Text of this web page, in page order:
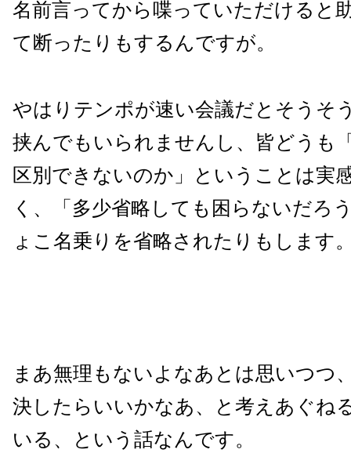
名前言ってから喋っていただけると
て断ったりもするんですが。
やはりテンポが速い会議だとそうそ
挟んでもいられませんし、皆どうも
区別できないのか」ということは実
く、「多少省略しても困らないだろ
ょこ名乗りを省略されたりもします
まあ無理もないよなあとは思いつつ
決したらいいかなあ、と考えあぐね
いる、という話なんです。